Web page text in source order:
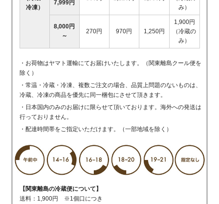
冷凍）
7,999円
み）
8,000円
～
270円 970円 1,250円
1,900円
（冷蔵の
み）
・お荷物はヤマト運輸にてお届けいたします。（関東離島クール便を
除く）
・常温・冷蔵・冷凍、複数ご注文の場合、品質上問題のないものは、
冷蔵、冷凍の商品を優先に同一梱包にさせて頂きます。
・日本国内のみのお届けに限らせて頂いております。海外への発送は
行っておりません。
・配達時間帯をご指定いただけます。（一部地域を除く）
【関東離島の冷蔵便について】
送料：1,900円 ※1個口につき